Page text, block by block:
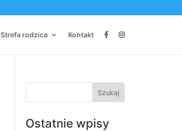
Strefa rodzica Kontakt
Ostatnie wpisy